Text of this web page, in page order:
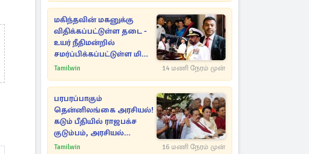
மகிந்தவின் மகனுக்கு
விதிக்கப்பட்டுள்ள தடை -
உயர் நீதிமன்றில்
சமர்ப்பிக்கப்பட்டுள்ள மிக
முக்கிய ஆவணங்கள்!
Tamilwin 14 மணி நேரம் முன்
பரபரப்பாகும்
தென்னிலங்கை அரசியல்!
கடும் பீதியில் ராஜபக்ச
குடும்பம், அரசியல்
நட்புகள்
Tamilwin 16 மணி நேரம் முன்